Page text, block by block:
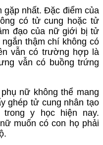
nhất. Đặc điểm của
có tử cung hoặc tử
đạo của nữ giới bị tử
thậm chí không có
vẫn có trường hợp là
vẫn có buồng trứng
nữ không thể mang
ghép tử cung nhân tạo
y học hiện nay.
muốn có con họ phải